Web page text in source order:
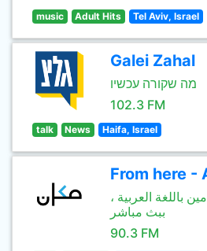
music Adult Hits Tel Aviv, Israel
Galei Zahal
מה שקורה עכשיו
102.3 FM
talk News Haifa, Israel
From here -
باللغة العربية ،
ببث مباشر
90.3 FM